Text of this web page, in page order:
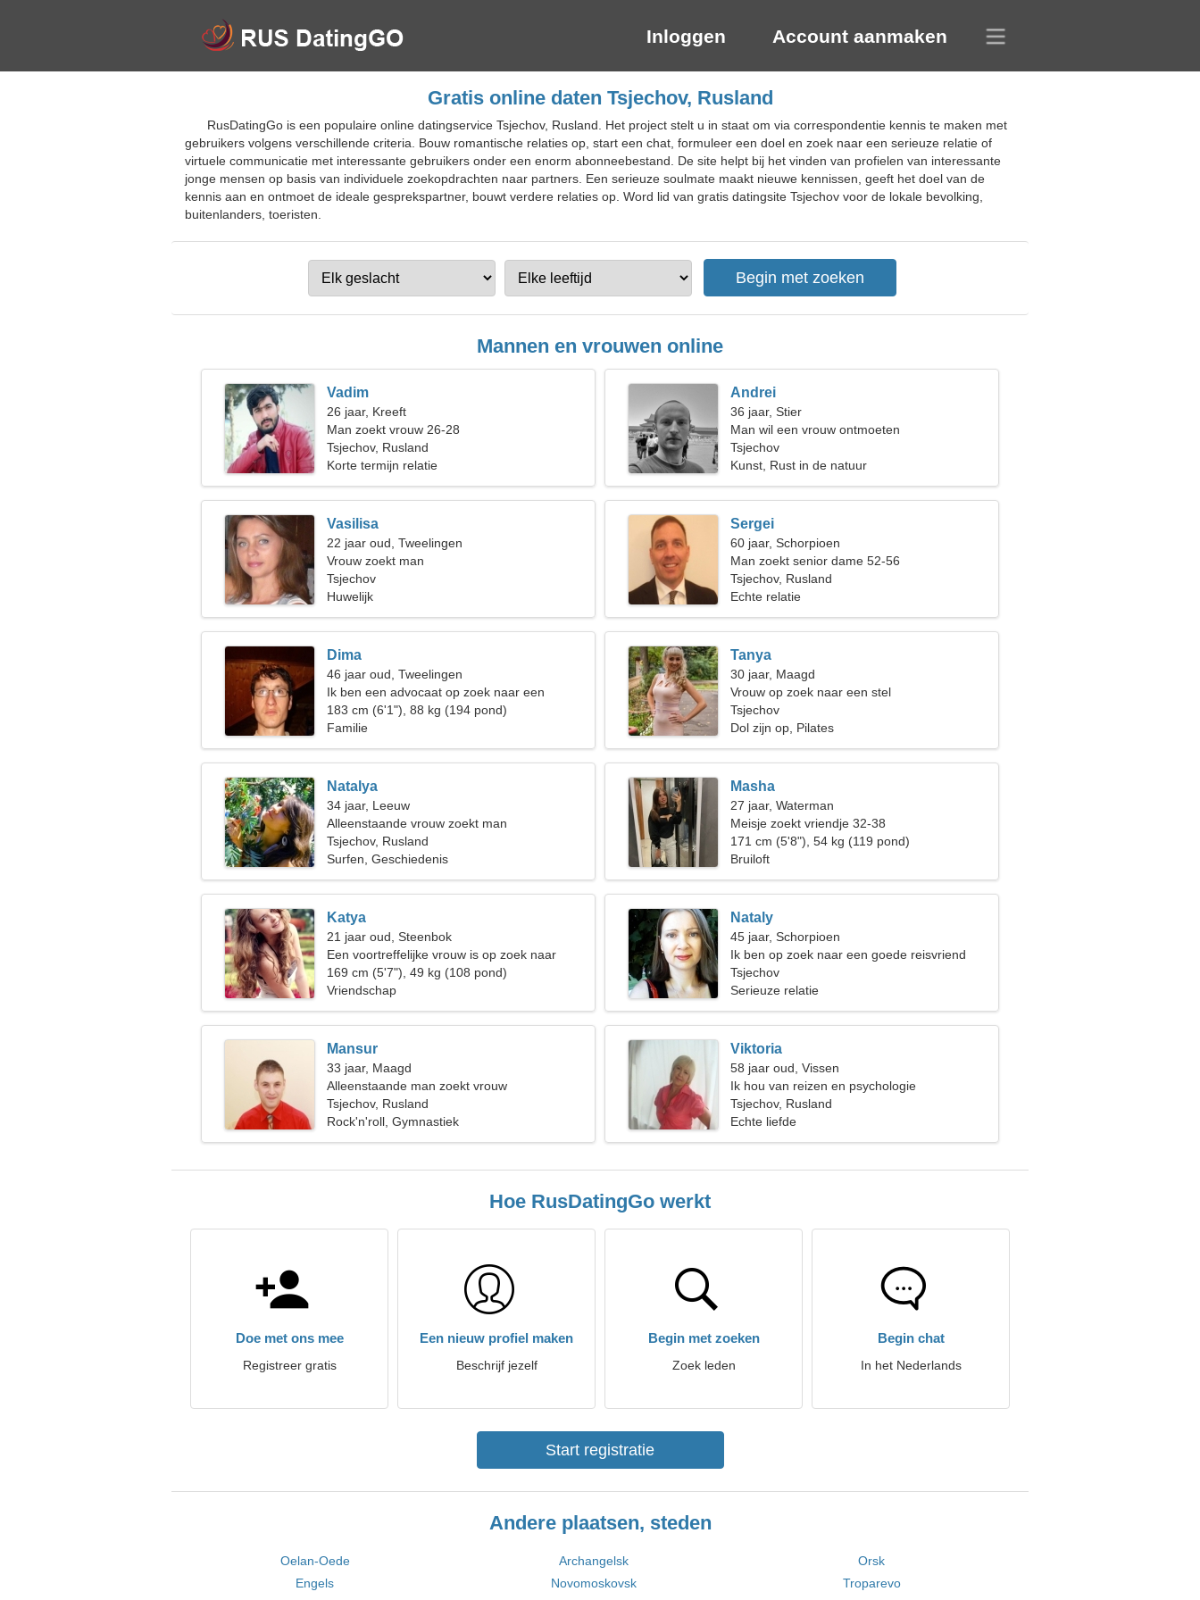
Inloggen Account aanmaken
Gratis online daten Tsjechov, Rusland
RusDatingGo is een populaire online datingservice Tsjechov, Rusland. Het project stelt u in staat om via correspondentie kennis te maken met
gebruikers volgens verschillende criteria. Bouw romantische relaties op, start een chat, formuleer een doel en zoek naar een serieuze relatie of
virtuele communicatie met interessante gebruikers onder een enorm abonneebestand. De site helpt bij het vinden van profielen van interessante
jonge mensen op basis van individuele zoekopdrachten naar partners. Een serieuze soulmate maakt nieuwe kennissen, geeft het doel van de
kennis aan en ontmoet de ideale gesprekspartner, bouwt verdere relaties op. Word lid van gratis datingsite Tsjechov voor de lokale bevolking,
buitenlanders, toeristen.
Mannen en vrouwen online
Vadim
26 jaar, Kreeft
Man zoekt vrouw 26-28
Tsjechov, Rusland
Korte termijn relatie
Andrei
36 jaar, Stier
Man wil een vrouw ontmoeten
Tsjechov
Kunst, Rust in de natuur
Vasilisa
22 jaar oud, Tweelingen
Vrouw zoekt man
Tsjechov
Huwelijk
Sergei
60 jaar, Schorpioen
Man zoekt senior dame 52-56
Tsjechov, Rusland
Echte relatie
Dima
46 jaar oud, Tweelingen
Ik ben een advocaat op zoek naar een
emotionele vrouw
183 cm (6'1"), 88 kg (194 pond)
Familie
Tanya
30 jaar, Maagd
Vrouw op zoek naar een stel
Tsjechov
Dol zijn op, Pilates
Natalya
34 jaar, Leeuw
Alleenstaande vrouw zoekt man
Tsjechov, Rusland
Surfen, Geschiedenis
Masha
27 jaar, Waterman
Meisje zoekt vriendje 32-38
171 cm (5'8"), 54 kg (119 pond)
Bruiloft
Katya
21 jaar oud, Steenbok
Een voortreffelijke vrouw is op zoek naar
iemand zoals jij
169 cm (5'7"), 49 kg (108 pond)
Vriendschap
Nataly
45 jaar, Schorpioen
Ik ben op zoek naar een goede reisvriend
Tsjechov
Serieuze relatie
Mansur
33 jaar, Maagd
Alleenstaande man zoekt vrouw
Tsjechov, Rusland
Rock'n'roll, Gymnastiek
Viktoria
58 jaar oud, Vissen
Ik hou van reizen en psychologie
Tsjechov, Rusland
Echte liefde
Hoe RusDatingGo werkt
Doe met ons mee
Registreer gratis
Een nieuw profiel maken
Beschrijf jezelf
Begin met zoeken
Zoek leden
Begin chat
In het Nederlands
Start registratie
Andere plaatsen, steden
Oelan-Oede Archangelsk
Orsk
Engels
Novomoskovsk
Troparevo